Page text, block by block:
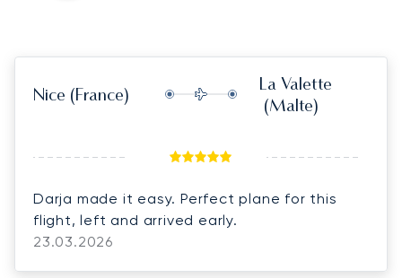
Nice (France)
La Valette
(Malte)
Darja made it easy. Perfect plane for this
flight, left and arrived early.
23.03.2026